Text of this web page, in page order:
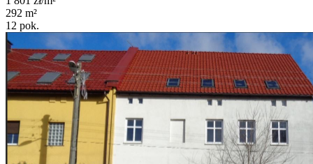
292 m²
12 pok.